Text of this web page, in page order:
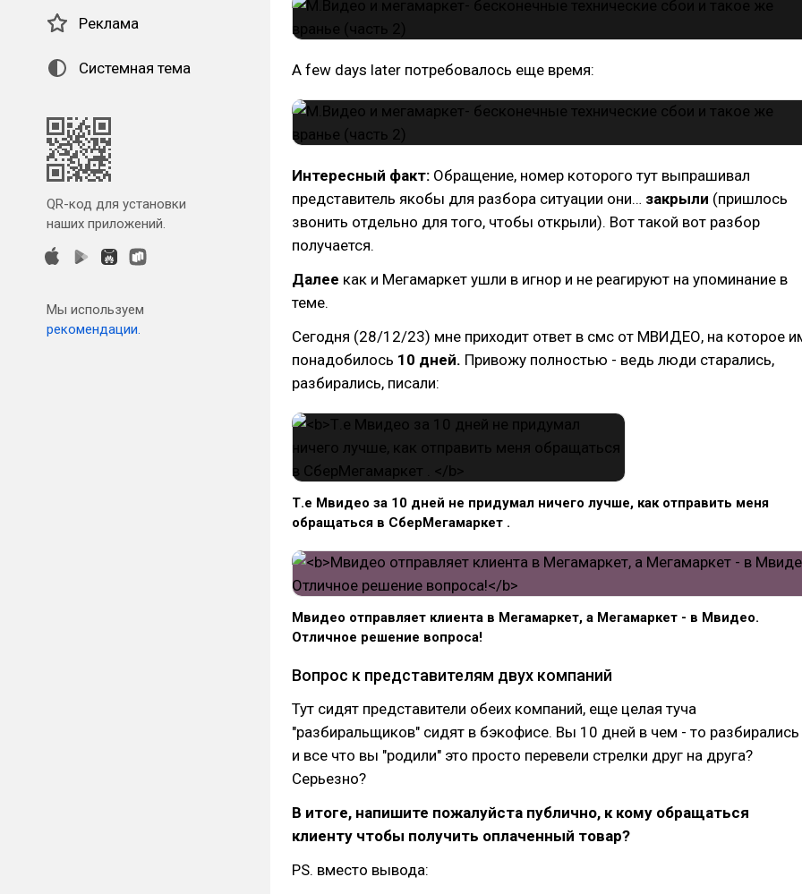
Реклама
Системная тема
QR-код для установки
наших приложений.
Мы используем
рекомендации.
A few days later потребовалось еще время:
Интересный факт: Обращение, номер которого тут выпрашивал
представитель якобы для разбора ситуации они… закрыли (пришлось
звонить отдельно для того, чтобы открыли). Вот такой вот разбор
получается.
Далее как и Мегамаркет ушли в игнор и не реагируют на упоминание в
теме.
Сегодня (28/12/23) мне приходит ответ в смс от МВИДЕО, на которое
понадобилось 10 дней. Привожу полностью - ведь люди старались,
разбирались, писали:
Т.е Мвидео за 10 дней не придумал ничего лучше, как отправить меня
обращаться в СберМегамаркет .
Мвидео отправляет клиента в Мегамаркет, а Мегамаркет - в Мвидео.
Отличное решение вопроса!
Вопрос к представителям двух компаний
Тут сидят представители обеих компаний, еще целая туча
"разбиральщиков" сидят в бэкофисе. Вы 10 дней в чем - то разбирались
и все что вы "родили" это просто перевели стрелки друг на друга?
Серьезно?
В итоге, напишите пожалуйста публично, к кому обращаться
клиенту чтобы получить оплаченный товар?
PS. вместо вывода: